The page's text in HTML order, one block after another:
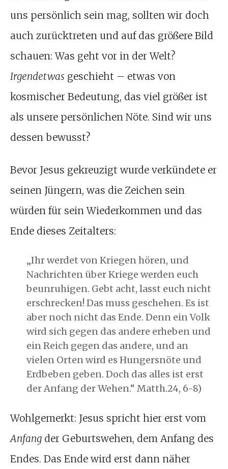
uns persönlich sein mag, sollten wir doch
auch zurücktreten und auf das größere Bild
schauen: Was geht vor in der Welt?
Irgendetwas geschieht – etwas von
kosmischer Bedeutung, das viel größer ist
als unsere persönlichen Nöte. Sind wir uns
dessen bewusst?
Bevor Jesus gekreuzigt wurde verkündete er
seinen Jüngern, was die Zeichen sein
würden für sein Wiederkommen und das
Ende dieses Zeitalters:
„Ihr werdet von Kriegen hören, und
Nachrichten über Kriege werden euch
beunruhigen. Gebt acht, lasst euch nicht
erschrecken! Das muss geschehen. Es ist
aber noch nicht das Ende. Denn ein Volk
wird sich gegen das andere erheben und
ein Reich gegen das andere, und an
vielen Orten wird es Hungersnöte und
Erdbeben geben. Doch das alles ist erst
der Anfang der Wehen.“ Matth.24, 6-8)
Wohlgemerkt: Jesus spricht hier erst vom
Anfang der Geburtswehen, dem Anfang des
Endes. Das Ende wird erst dann näher